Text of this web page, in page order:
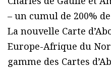
– un cumul de 200%
La nouvelle Carte
Europe-Afrique du
gamme des Cartes